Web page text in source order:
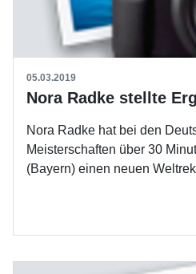
05.03.2019
Nora Radke hat bei den
Meisterschaften über 30
(Bayern) einen neuen